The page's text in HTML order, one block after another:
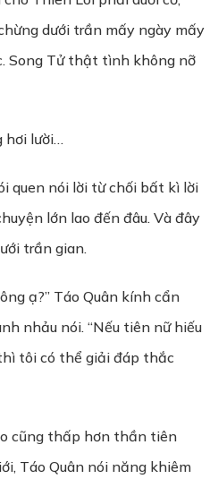
dưới trần mấy ngày mấy
Song Tử thật tình không nỡ
hơi lười…
quen nói lời từ chối bất kì lời
lớn lao đến đâu. Và đây
trần gian.
ạ?” Táo Quân kính cẩn
nhảu nói. “Nếu tiên nữ hiếu
tôi có thể giải đáp thắc
cũng thấp hơn thần tiên
Táo Quân nói năng khiêm